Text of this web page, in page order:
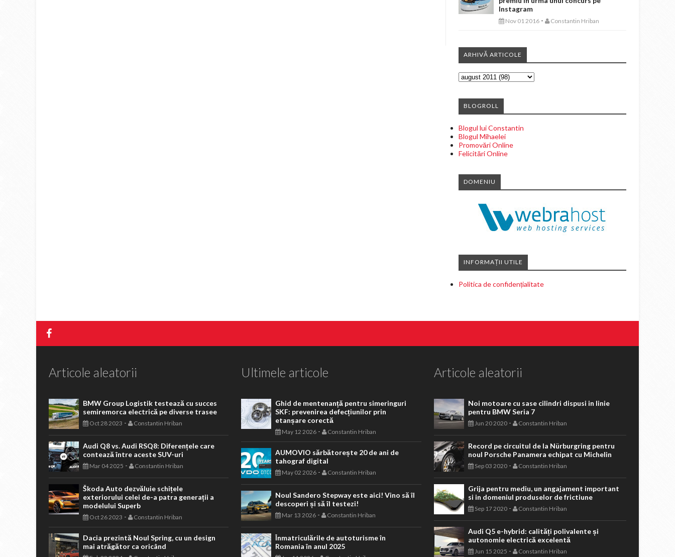
Instagram
Nov 01 2016 - Constantin Hriban
ARHIVĂ ARTICOLE
BLOGROLL
Blogul lui Constantin
Blogul Mihaelei
Promovări Online
Felicitări Online
DOMENIU
INFORMAȚII UTILE
Politica de confidențialitate
Articole aleatorii
BMW Group Logistik testează cu succes
semiremorca electrică pe diverse trasee
Oct 28 2023 - Constantin Hriban
Audi Q8 vs. Audi RSQ8: Diferențele care
contează între aceste SUV-uri
Mar 04 2025 - Constantin Hriban
Škoda Auto dezvăluie schițele
exteriorului celei de-a patra generații a
modelului Superb
Oct 26 2023 - Constantin Hriban
Dacia prezintă Noul Spring, cu un design
mai atrăgător ca oricând
Ultimele articole
Ghid de mentenanță pentru simeringuri
SKF: prevenirea defecțiunilor prin
etanșare corectă
May 12 2026 - Constantin Hriban
AUMOVIO sărbătorește 20 de ani de
tahograf digital
May 02 2026 - Constantin Hriban
Noul Sandero Stepway este aici! Vino să îl
descoperi și să îl testezi!
Mar 13 2026 - Constantin Hriban
Înmatriculările de autoturisme în
Romania în anul 2025
Articole aleatorii
Noi motoare cu sase cilindri dispusi in linie
pentru BMW Seria 7
Jun 20 2020- Constantin Hriban
Record pe circuitul de la Nürburgring pentru
noul Porsche Panamera echipat cu Michelin
Sep 03 2020- Constantin Hriban
Grija pentru mediu, un angajament important
si in domeniul produselor de frictiune
Sep 17 2020- Constantin Hriban
Audi Q5 e-hybrid: calități polivalente și
autonomie electrică excelentă
Jun 15 2025 - Constantin Hriban